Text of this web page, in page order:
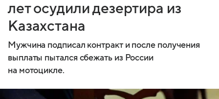
лет осудили дезертира из
Казахстана
Мужчина подписал контракт и после получения
выплаты пытался сбежать из России
на мотоцикле.